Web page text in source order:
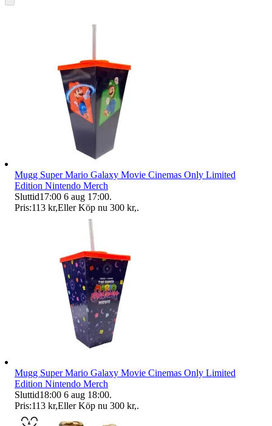
Mugg Super Mario Galaxy Movie Cinemas Only Limited
Edition Nintendo Merch
Sluttid17:00 6 aug 17:00.
Pris:113 kr,Eller Köp nu 300 kr,.
Mugg Super Mario Galaxy Movie Cinemas Only Limited
Edition Nintendo Merch
Sluttid18:00 6 aug 18:00.
Pris:113 kr,Eller Köp nu 300 kr,.